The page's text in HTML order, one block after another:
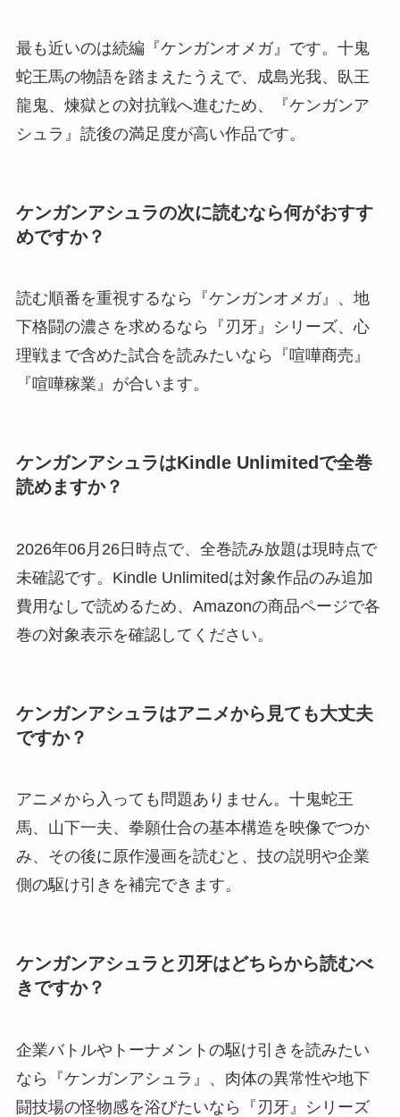
最も近いのは続編『ケンガンオメガ』です。十鬼
蛇王馬の物語を踏まえたうえで、成島光我、臥王
龍鬼、煉獄との対抗戦へ進むため、『ケンガンア
シュラ』読後の満足度が高い作品です。
ケンガンアシュラの次に読むなら何がおすす
めですか？
読む順番を重視するなら『ケンガンオメガ』、地
下格闘の濃さを求めるなら『刃牙』シリーズ、心
理戦まで含めた試合を読みたいなら『喧嘩商売』
『喧嘩稼業』が合います。
ケンガンアシュラはKindle Unlimitedで全巻
読めますか？
2026年06月26日時点で、全巻読み放題は現時点で
未確認です。Kindle Unlimitedは対象作品のみ追加
費用なしで読めるため、Amazonの商品ページで各
巻の対象表示を確認してください。
ケンガンアシュラはアニメから見ても大丈夫
ですか？
アニメから入っても問題ありません。十鬼蛇王
馬、山下一夫、拳願仕合の基本構造を映像でつか
み、その後に原作漫画を読むと、技の説明や企業
側の駆け引きを補完できます。
ケンガンアシュラと刃牙はどちらから読むべ
きですか？
企業バトルやトーナメントの駆け引きを読みたい
なら『ケンガンアシュラ』、肉体の異常性や地下
闘技場の怪物感を浴びたいなら『刃牙』シリーズ